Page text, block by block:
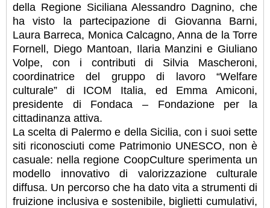
della Regione Siciliana Alessandro Dagnino, che
ha visto la partecipazione di Giovanna Barni,
Laura Barreca, Monica Calcagno, Anna de la Torre
Fornell, Diego Mantoan, Ilaria Manzini e Giuliano
Volpe, con i contributi di Silvia Mascheroni,
coordinatrice del gruppo di lavoro “Welfare
culturale” di ICOM Italia, ed Emma Amiconi,
presidente di Fondaca – Fondazione per la
cittadinanza attiva.
La scelta di Palermo e della Sicilia, con i suoi sette
siti riconosciuti come Patrimonio UNESCO, non è
casuale: nella regione CoopCulture sperimenta un
modello innovativo di valorizzazione culturale
diffusa. Un percorso che ha dato vita a strumenti di
fruizione inclusiva e sostenibile, biglietti cumulativi,